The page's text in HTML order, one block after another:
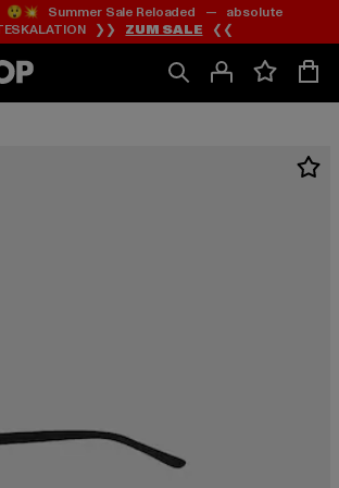
Zum
Inhalt
springen
Zum
Fußzeile
springen
Summer Sale Reloaded — absolute
❯❯ ZUM SALE ❮❮